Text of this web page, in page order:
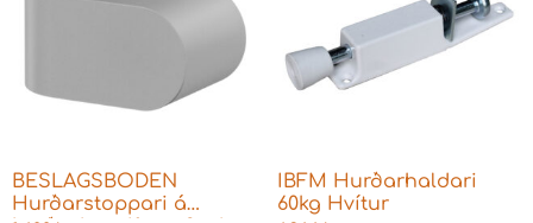
BESLAGSBODEN
Hurðarstoppari á
IBFM Hurðarhaldari
60kg Hvítur